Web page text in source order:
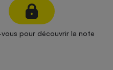
pour découvrir la note